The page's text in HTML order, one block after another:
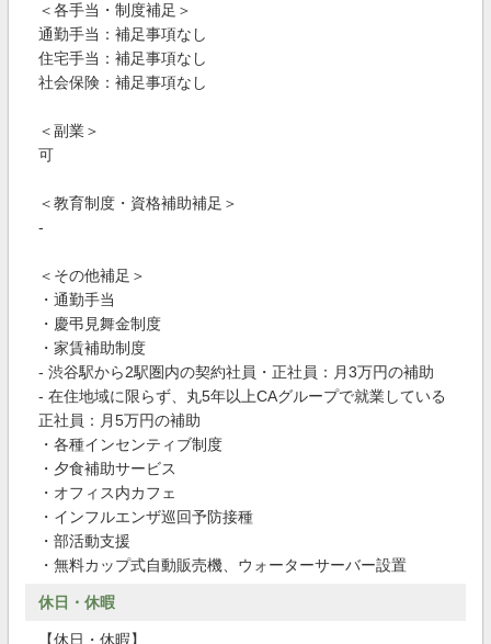
＜各手当・制度補足＞
通勤手当：補足事項なし
住宅手当：補足事項なし
社会保険：補足事項なし
＜副業＞
可
＜教育制度・資格補助補足＞
-
＜その他補足＞
・通勤手当
・慶弔見舞金制度
・家賃補助制度
- 渋谷駅から2駅圏内の契約社員・正社員：月3万円の補助
- 在住地域に限らず、丸5年以上CAグループで就業している
正社員：月5万円の補助
・各種インセンティブ制度
・夕食補助サービス
・オフィス内カフェ
・インフルエンザ巡回予防接種
・部活動支援
・無料カップ式自動販売機、ウォーターサーバー設置
休日・休暇
【休日・休暇】